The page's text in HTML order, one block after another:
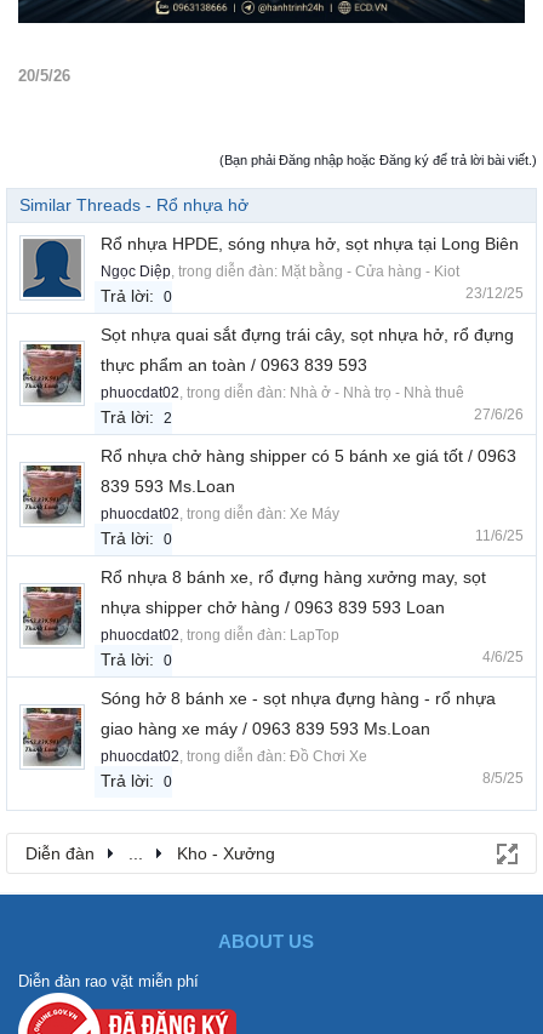
20/5/26
(Bạn phải Đăng nhập hoặc Đăng ký để trả lời bài viết.)
Similar Threads - Rổ nhựa hở
Rổ nhựa HPDE, sóng nhựa hở, sọt nhựa tại Long Biên
Ngọc Diệp, trong diễn đàn: Mặt bằng - Cửa hàng - Kiot
Trả lời: 0 23/12/25
Sọt nhựa quai sắt đựng trái cây, sọt nhựa hở, rổ đựng
thực phẩm an toàn / 0963 839 593
phuocdat02, trong diễn đàn: Nhà ở - Nhà trọ - Nhà thuê
Trả lời: 2 27/6/26
Rổ nhựa chở hàng shipper có 5 bánh xe giá tốt / 0963
839 593 Ms.Loan
phuocdat02, trong diễn đàn: Xe Máy
Trả lời: 0 11/6/25
Rổ nhựa 8 bánh xe, rổ đựng hàng xưởng may, sọt
nhựa shipper chở hàng / 0963 839 593 Loan
phuocdat02, trong diễn đàn: LapTop
Trả lời: 0 4/6/25
Sóng hở 8 bánh xe - sọt nhựa đựng hàng - rổ nhựa
giao hàng xe máy / 0963 839 593 Ms.Loan
phuocdat02, trong diễn đàn: Đồ Chơi Xe
Trả lời: 0 8/5/25
Diễn đàn Kho - Xưởng
ABOUT US
Diễn đàn rao vặt miễn phí